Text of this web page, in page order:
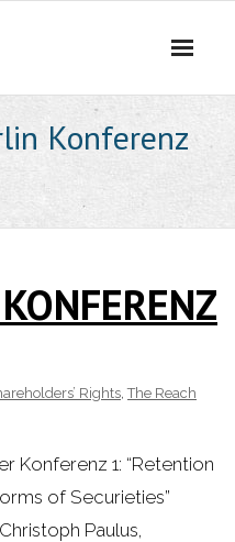
Konferenz
Rights,The Reach
Konferenz 1: “Retention
of Securieties”
Paulus,